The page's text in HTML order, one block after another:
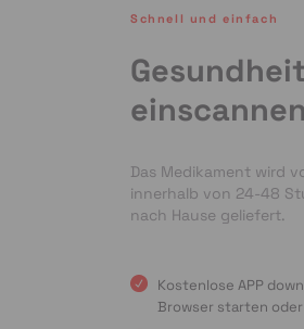
Schnell und einfach
Das Medikament wird
innerhalb von 24-48
nach Hause geliefert.
Kostenlose APP
Browser starten